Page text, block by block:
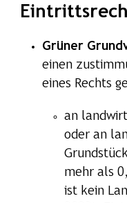
Grüner
einen
eines Rechts
an
oder an
mehr als
ist kein